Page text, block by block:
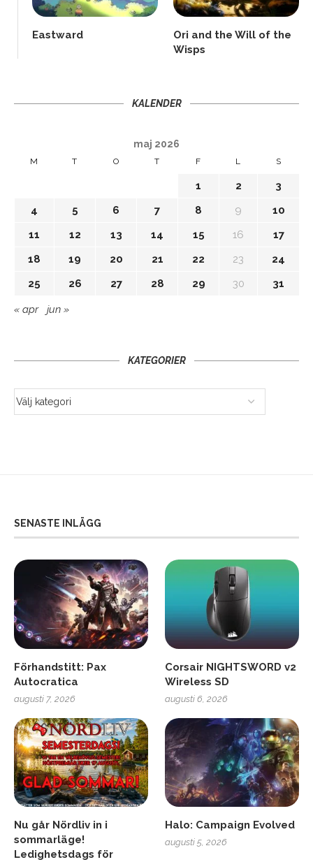
Eastward
Ori and the Will of the
Wisps
KALENDER
maj 2026
M T O T F L S
1 2
3
4
5 6 7 8 9
10
11
12 13 14 15 16
17
18
19 20 21 22 23
24
25
26 27 28 29 30 31
« apr jun »
KATEGORIER
SENASTE INLÄGG
Förhandstitt: Pax
Autocratica
augusti 7, 2026
Corsair NIGHTSWORD v2
Wireless SD
augusti 6, 2026
Nu går Nördliv in i
sommarläge!
Ledighetsdags för
Halo: Campaign Evolved
augusti 5, 2026